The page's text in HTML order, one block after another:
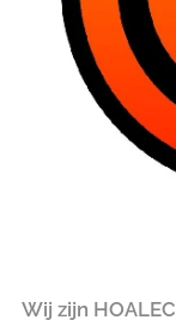
Wij zijn HOALEC